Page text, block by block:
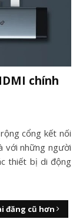
chính
cổng kết nối
với những người
thiết bị di động
đăng cũ hơn